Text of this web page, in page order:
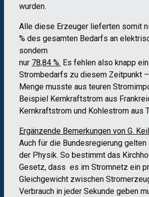
wurden.
Alle diese Erzeuger lieferten somit
% des gesamten Bedarfs an
sondern
nur 78,84 %. Es fehlen also knapp
Strombedarfs zu diesem Zeitpunkt
Menge musste aus teuren
Beispiel Kernkraftstrom aus
Kernkraftstrom und Kohlestrom aus
Ergänzende Bemerkungen von G.
Auch für die Bundesregierung
der Physik. So bestimmt das
Gesetz, dass es im Stromnetz ein
Gleichgewicht zwischen
Verbrauch in jeder Sekunde geben